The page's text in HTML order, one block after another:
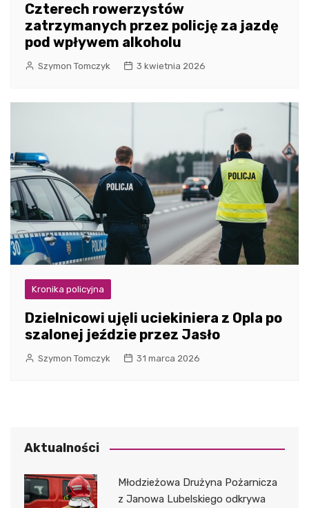
Czterech rowerzystów
zatrzymanych przez policję za jazdę
pod wpływem alkoholu
Szymon Tomczyk 3 kwietnia 2026
Kronika policyjna
Dzielnicowi ujęli uciekiniera z Opla po
szalonej jeździe przez Jasło
Szymon Tomczyk 31 marca 2026
Aktualności
Młodzieżowa Drużyna Pożarnicza
z Janowa Lubelskiego odkrywa